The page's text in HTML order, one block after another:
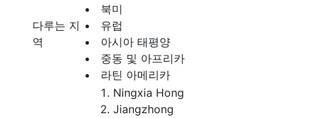
다루는 지
역
북미
유럽
아시아 태평양
중동 및 아프리카
라틴 아메리카
Ningxia Hong
Jiangzhong